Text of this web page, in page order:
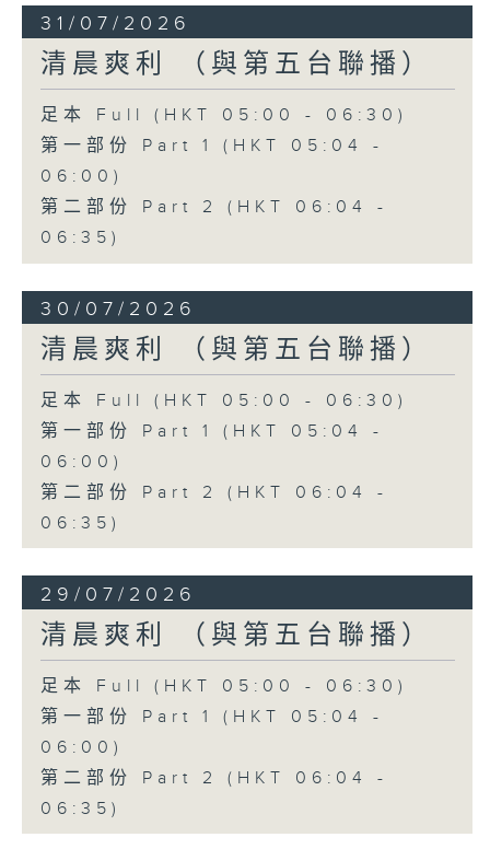
31/07/2026
清晨爽利 （與第五台聯播）
足本 Full (HKT 05:00 - 06:30)
第一部份 Part 1 (HKT 05:04 -
06:00)
第二部份 Part 2 (HKT 06:04 -
06:35)
30/07/2026
清晨爽利 （與第五台聯播）
足本 Full (HKT 05:00 - 06:30)
第一部份 Part 1 (HKT 05:04 -
06:00)
第二部份 Part 2 (HKT 06:04 -
06:35)
29/07/2026
清晨爽利 （與第五台聯播）
足本 Full (HKT 05:00 - 06:30)
第一部份 Part 1 (HKT 05:04 -
06:00)
第二部份 Part 2 (HKT 06:04 -
06:35)